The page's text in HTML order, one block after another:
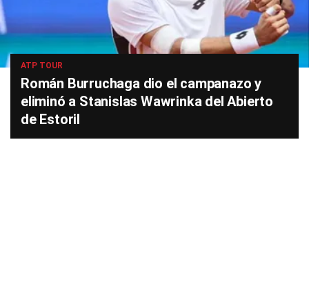
ATP TOUR
Román Burruchaga dio el campanazo y
eliminó a Stanislas Wawrinka del Abierto
de Estoril